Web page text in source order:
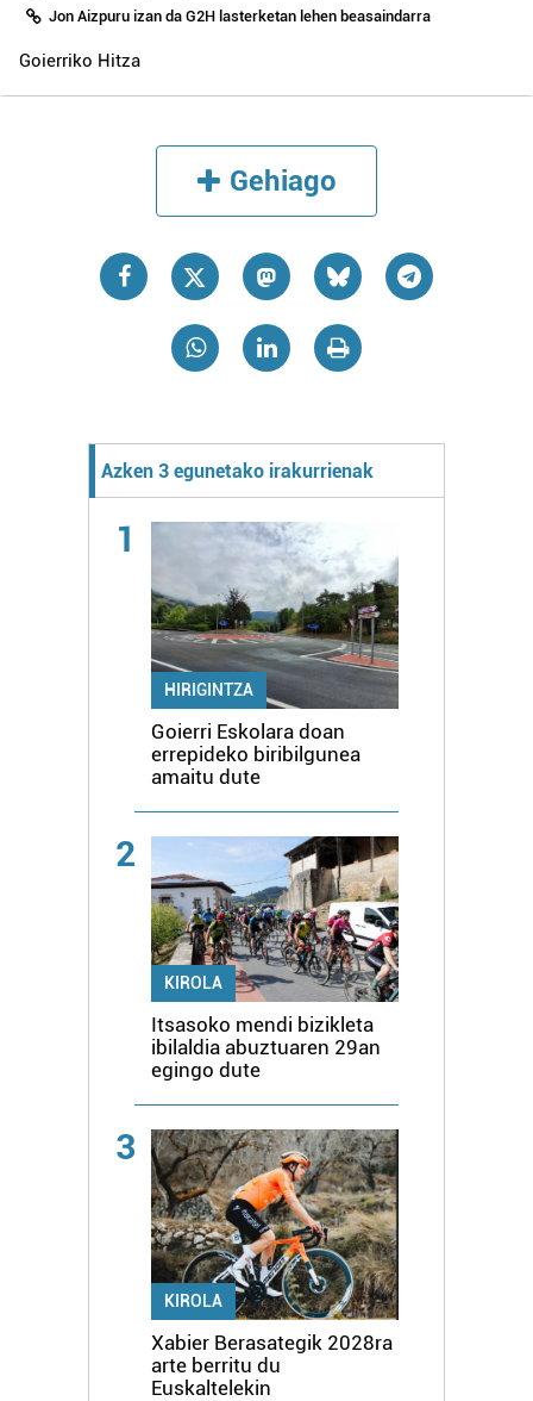
Jon Aizpuru izan da G2H lasterketan lehen beasaindarra
Goierriko Hitza
Gehiago
Azken 3 egunetako irakurrienak
1
HIRIGINTZA
Goierri Eskolara doan
errepideko biribilgunea
amaitu dute
2
KIROLA
Itsasoko mendi bizikleta
ibilaldia abuztuaren 29an
egingo dute
3
KIROLA
Xabier Berasategik 2028ra
arte berritu du
Euskaltelekin